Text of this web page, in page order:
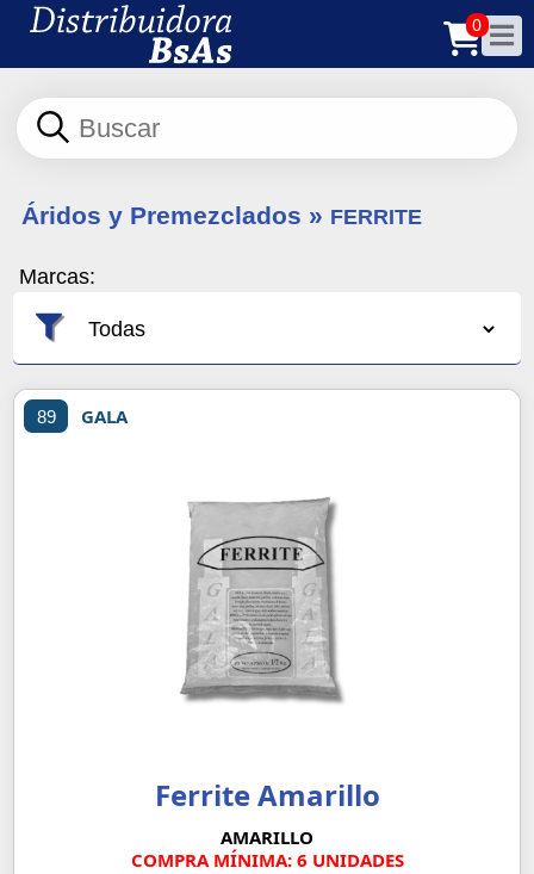
0
Áridos y Premezclados » FERRITE
Marcas:
Ferrite Amarillo
AMARILLO
COMPRA MÍNIMA: 6 UNIDADES
89 GALA